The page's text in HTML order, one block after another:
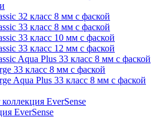
32 класс 8 мм с фаской
33 класс 8 мм с фаской
33 класс 10 мм с фаской
33 класс 12 мм с фаской
Aqua Plus 33 класс 8 мм с фаской
33 класс 8 мм с фаской
Aqua Plus 33 класс 8 мм с фаской
EverSense
EverSense